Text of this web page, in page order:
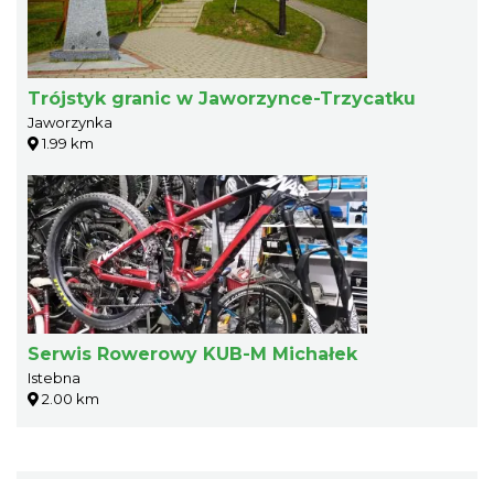
Trójstyk granic w Jaworzynce-Trzycatku
Jaworzynka
1.99 km
Serwis Rowerowy KUB-M Michałek
Istebna
2.00 km